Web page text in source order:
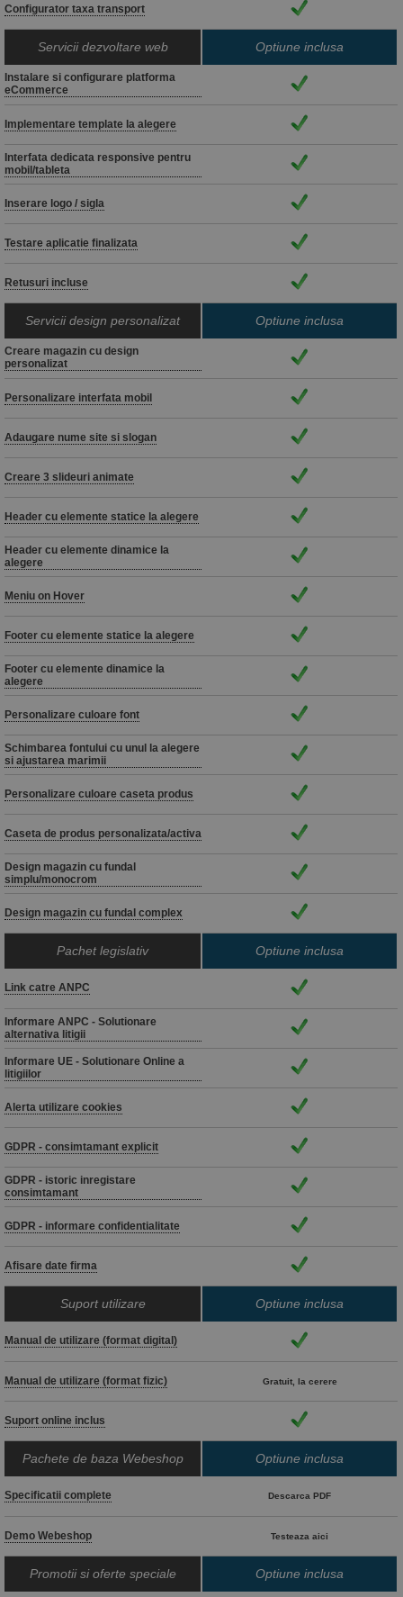
Configurator taxa transport
Servicii dezvoltare web Optiune inclusa
Instalare si configurare platforma
eCommerce
Implementare template la alegere
Interfata dedicata responsive pentru
mobil/tableta
Inserare logo / sigla
Testare aplicatie finalizata
Retusuri incluse
Servicii design personalizat Optiune inclusa
Creare magazin cu design
personalizat
Personalizare interfata mobil
Adaugare nume site si slogan
Creare 3 slideuri animate
Header cu elemente statice la alegere
Header cu elemente dinamice la
alegere
Meniu on Hover
Footer cu elemente statice la alegere
Footer cu elemente dinamice la
alegere
Personalizare culoare font
Schimbarea fontului cu unul la alegere
si ajustarea marimii
Personalizare culoare caseta produs
Caseta de produs personalizata/activa
Design magazin cu fundal
simplu/monocrom
Design magazin cu fundal complex
Pachet legislativ Optiune inclusa
Link catre ANPC
Informare ANPC - Solutionare
alternativa litigii
Informare UE - Solutionare Online a
litigiilor
Alerta utilizare cookies
GDPR - consimtamant explicit
GDPR - istoric inregistare
consimtamant
GDPR - informare confidentialitate
Afisare date firma
Suport utilizare Optiune inclusa
Manual de utilizare (format digital)
Manual de utilizare (format fizic) Gratuit, la cerere
Suport online inclus
Pachete de baza Webeshop Optiune inclusa
Specificatii complete Descarca PDF
Demo Webeshop Testeaza aici
Promotii si oferte speciale Optiune inclusa